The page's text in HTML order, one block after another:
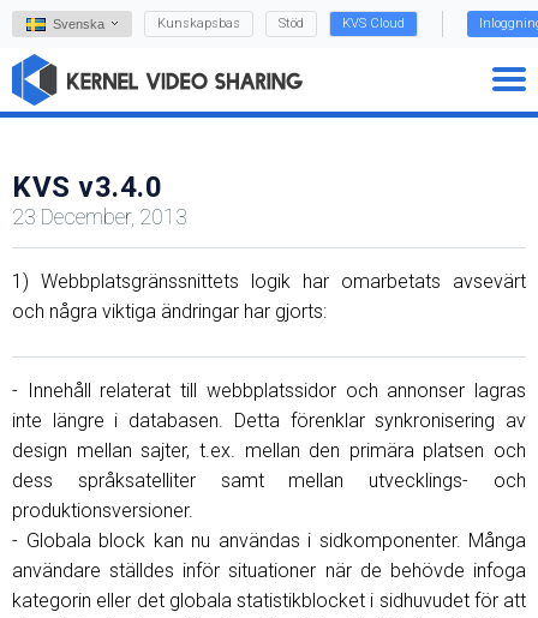
Svenska Kunskapsbas Stöd KVS Cloud
KVS v3.4.0
23 December, 2013
1) Webbplatsgränssnittets logik har omarbetats avsevärt
och några viktiga ändringar har gjorts:
- Innehåll relaterat till webbplatssidor och annonser lagras
inte längre i databasen. Detta förenklar synkronisering av
design mellan sajter, t.ex. mellan den primära platsen och
dess språksatelliter samt mellan utvecklings- och
produktionsversioner.
- Globala block kan nu användas i sidkomponenter. Många
användare ställdes inför situationer när de behövde infoga
kategorin eller det globala statistikblocket i sidhuvudet för att